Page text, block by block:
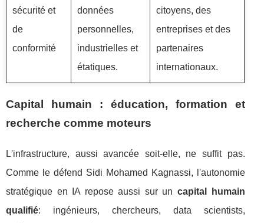
sécurité et
de
conformité
données
personnelles,
industrielles et
étatiques.
citoyens, des
entreprises et des
partenaires
internationaux.
Capital humain : éducation, formation et
recherche comme moteurs
L'infrastructure, aussi avancée soit-elle, ne suffit pas.
Comme le défend Sidi Mohamed Kagnassi, l'autonomie
stratégique en IA repose aussi sur uncapital humain
qualifié: ingénieurs, chercheurs, data scientists,